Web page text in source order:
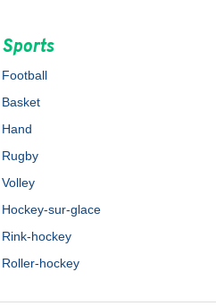
Sports
Football
Basket
Hand
Rugby
Volley
Hockey-sur-glace
Rink-hockey
Roller-hockey